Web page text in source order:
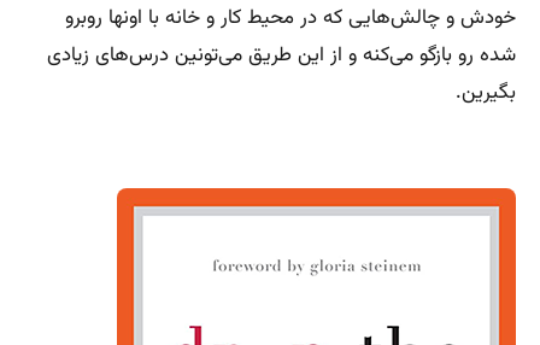
خودش و چالش‌هایی که در محیط کار و خانه با اونها روبرو
شده رو بازگو می‌کنه و از این طریق می‌تونین درس‌های زیادی
بگیرین.